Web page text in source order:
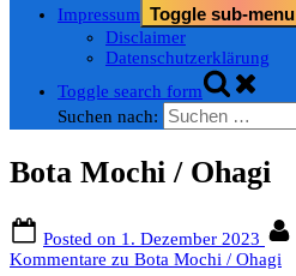
Impressum Toggle sub-menu
Disclaimer
Datenschutzerklärung
Toggle search form
Suchen nach:
Bota Mochi / Ohagi
Posted on 1. Dezember 2023
Kommentare zu Bota Mochi / Ohagi